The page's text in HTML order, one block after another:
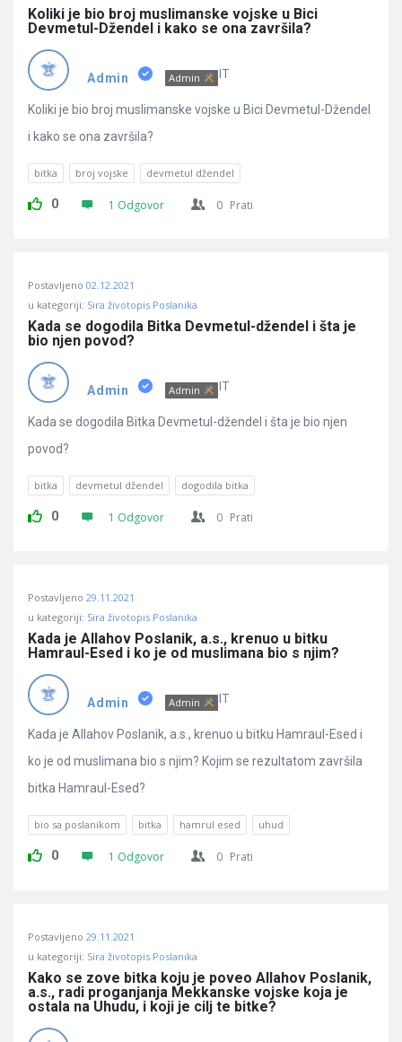
Koliki je bio broj muslimanske vojske u Bici
Devmetul-Džendel i kako se ona završila?
Admin Admin IT
Koliki je bio broj muslimanske vojske u Bici Devmetul-Džendel
i kako se ona završila?
bitka broj vojske devmetul džendel
0 1 Odgovor 0 Prati
Postavljeno 02.12.2021
u kategoriji: Sira životopis Poslanika
Kada se dogodila Bitka Devmetul-džendel i šta je
bio njen povod?
Admin Admin IT
Kada se dogodila Bitka Devmetul-džendel i šta je bio njen
povod?
bitka devmetul džendel dogodila bitka
0 1 Odgovor 0 Prati
Postavljeno 29.11.2021
u kategoriji: Sira životopis Poslanika
Kada je Allahov Poslanik, a.s., krenuo u bitku
Hamraul-Esed i ko je od muslimana bio s njim?
Admin Admin IT
Kada je Allahov Poslanik, a.s., krenuo u bitku Hamraul-Esed i
ko je od muslimana bio s njim? Kojim se rezultatom završila
bitka Hamraul-Esed?
bio sa poslanikom bitka hamrul esed uhud
0 1 Odgovor 0 Prati
Postavljeno 29.11.2021
u kategoriji: Sira životopis Poslanika
Kako se zove bitka koju je poveo Allahov Poslanik,
a.s., radi proganjanja Mekkanske vojske koja je
ostala na Uhudu, i koji je cilj te bitke?